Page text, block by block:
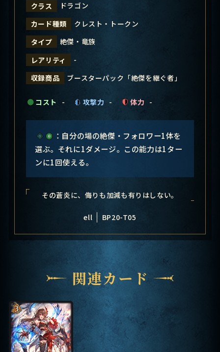
クラス
ドラゴン
カード種類
クレスト・トークン
タイプ
絶傑・竜族
レアリティ
-
収録商品
ブースターパック「絶傑を継ぐ者」
コスト - 攻撃力 - 体力 -
：自分の場の絶傑・フォロワー1体を
選ぶ。それに1ダメージ。この能力は1ター
ンに1回使える。
その蒼炎に、侮りも加減も有りはしない。
ell BP20-T05
関連カード